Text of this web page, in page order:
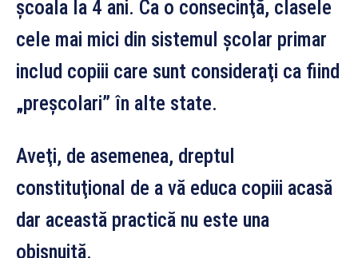
şcoala la 4 ani. Ca o consecinţă, clasele
cele mai mici din sistemul şcolar primar
includ copiii care sunt consideraţi ca fiind
„preşcolari” în alte state.
Aveţi, de asemenea, dreptul
constituţional de a vă educa copiii acasă
dar această practică nu este una
obişnuită.